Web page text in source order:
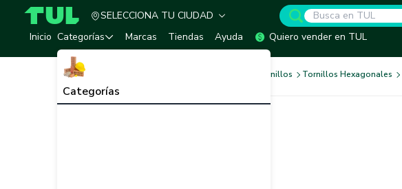
TUL - Tu Marketplace de Construcción
SELECCIONA TU CIUDAD
Inicio Categorías
Categorías
Marcas Tiendas Ayuda Quiero vender en TUL
Tornillos Tornillos Hexagonales